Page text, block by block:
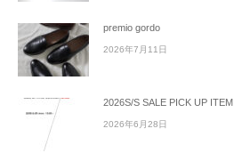
premio gordo
2026年7月11日
2026S/S SALE PICK UP ITEM
2026年6月28日